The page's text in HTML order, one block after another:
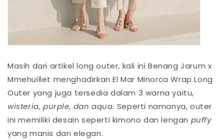
Masih dari artikel long outer, kali ini Benang Jarum x
Mmehuillet menghadirkan El Mar Minorca Wrap Long
Outer yang juga tersedia dalam 3 warna yaitu,
wisteria, purple, dan aqua. Seperti namanya, outer
ini memiliki desain seperti kimono dan lengan puffy
yang manis dan elegan.